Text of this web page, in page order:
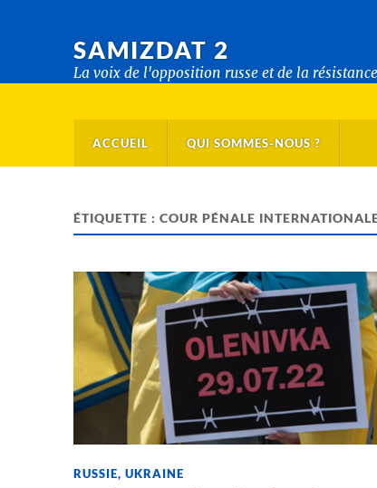
SAMIZDAT 2
La voix de l'opposition russe et de la
ACCUEIL QUI SOMMES-NOUS ?
ÉTIQUETTE : COUR PÉNALE
RUSSIE, UKRAINE